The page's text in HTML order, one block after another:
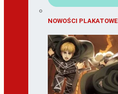
NOWOŚCI PLAKATOWE